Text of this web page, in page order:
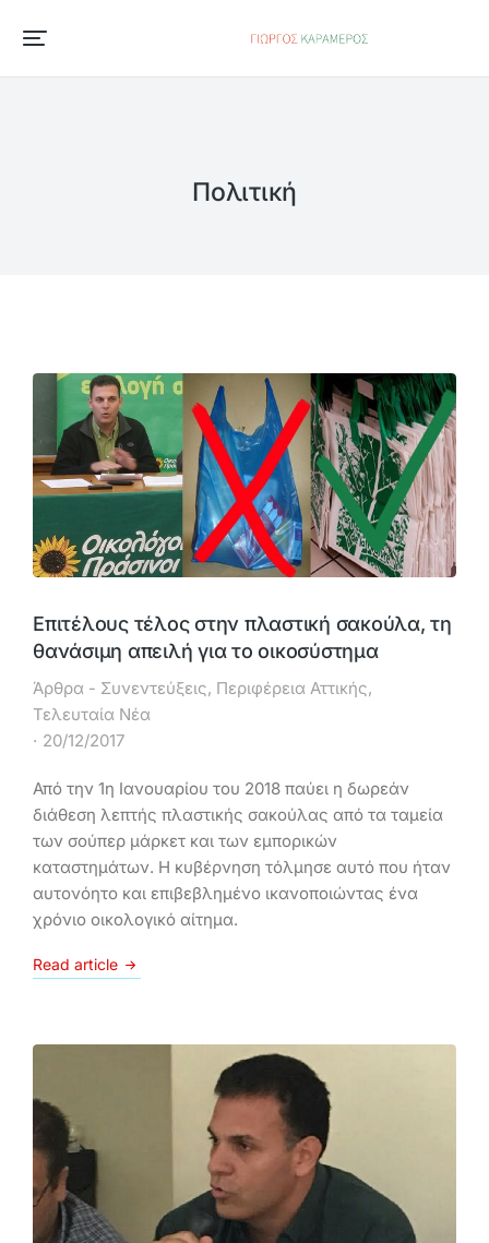
Πολιτική
Επιτέλους τέλος στην πλαστική σακούλα, τη
θανάσιμη απειλή για το οικοσύστημα
Άρθρα - Συνεντεύξεις, Περιφέρεια Αττικής,
Τελευταία Νέα
20/12/2017
Από την 1η Ιανουαρίου του 2018 παύει η δωρεάν
διάθεση λεπτής πλαστικής σακούλας από τα ταμεία
των σούπερ μάρκετ και των εμπορικών
καταστημάτων. Η κυβέρνηση τόλμησε αυτό που ήταν
αυτονόητο και επιβεβλημένο ικανοποιώντας ένα
χρόνιο οικολογικό αίτημα.
Read article